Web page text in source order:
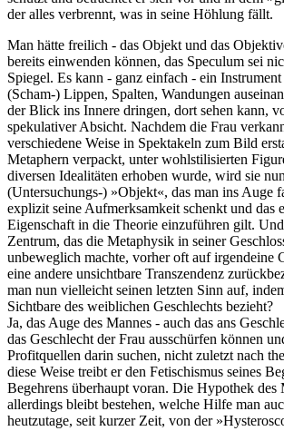
der alles verbrennt, was in seine Höhlung fällt.
Man hätte freilich - das Objekt und das
bereits einwenden können, das Speculum sei
Spiegel. Es kann - ganz einfach - ein Instrument
(Scham-) Lippen, Spalten, Wandungen
der Blick ins Innere dringen, dort sehen kann,
spekulativer Absicht. Nachdem die Frau
verschiedene Weise in Spektakeln zum Bild
Metaphern verpackt, unter wohlstilisierten
diversen Idealitäten erhoben wurde, wird sie
(Untersuchungs-) »Objekt«, das man ins Auge
explizit seine Aufmerksamkeit schenkt und das
Eigenschaft in die Theorie einzuführen gilt.
Zentrum, das die Metaphysik in seiner
unbeweglich machte, vorher oft auf irgendeine
eine andere unsichtbare Transzendenz
man nun vielleicht seinen letzten Sinn auf,
Sichtbare des weiblichen Geschlechts bezieht?
Ja, das Auge des Mannes - auch das ans
das Geschlecht der Frau ausschürfen können
Profitquellen darin suchen, nicht zuletzt nach
diese Weise treibt er den Fetischismus seines
Begehrens überhaupt voran. Die Hypothek des
allerdings bleibt bestehen, welche Hilfe man
heutzutage, seit kurzer Zeit, von der